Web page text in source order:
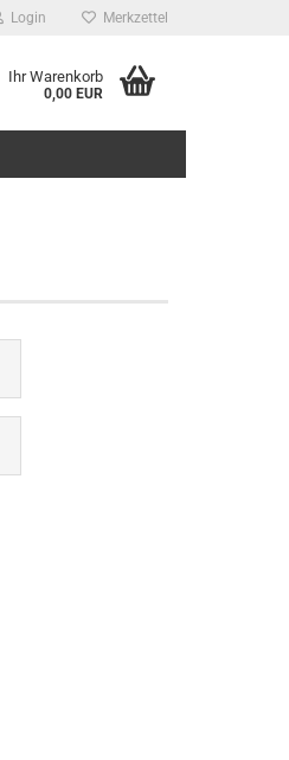
Login Merkzettel
Ihr Warenkorb
0,00 EUR